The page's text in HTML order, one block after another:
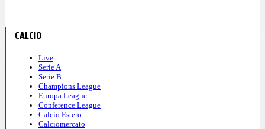
CALCIO
Live
Serie A
Serie B
Champions League
Europa League
Conference League
Calcio Estero
Calciomercato